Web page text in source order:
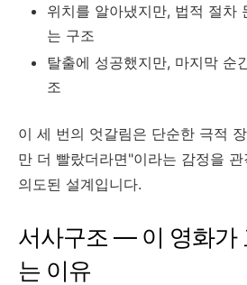
위치를 알아냈지만, 법적 절차
는 구조
탈출에 성공했지만, 마지막 순
조
이 세 번의 엇갈림은 단순한 극적
만 더 빨랐더라면"이라는 감정을
의도된 설계입니다.
서사구조 — 이 영화가
는 이유